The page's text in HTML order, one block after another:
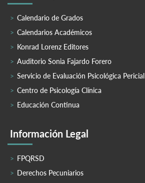
Calendario de Grados
Calendarios Académicos
Konrad Lorenz Editores
Auditorio Sonia Fajardo Forero
Servicio de Evaluación Psicológica Pericial
Centro de Psicología Clínica
Educación Continua
Información Legal
FPQRSD
Derechos Pecuniarios